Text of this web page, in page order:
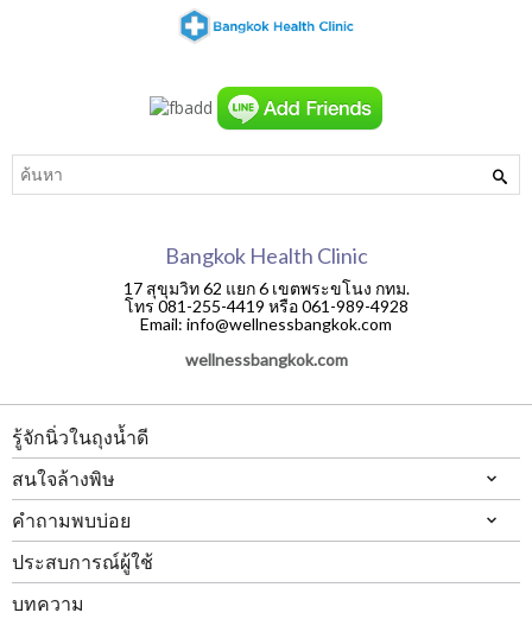
Bangkok Health Clinic
17 สุขุมวิท 62 แยก 6 เขตพระขโนง กทม.
โทร 081-255-4419 หรือ 061-989-4928
Email: info@wellnessbangkok.com
wellnessbangkok.com
รู้จักนิ่วในถุงน้ำดี
สนใจล้างพิษ
คำถามพบบ่อย
ประสบการณ์ผู้ใช้
บทความ